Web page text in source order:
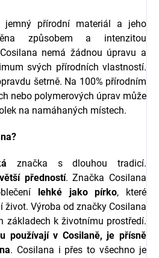
přírodní materiál a jeho
způsobem a intenzitou
nemá žádnou úpravu a
svých přírodních vlastností.
šetrně. Na 100% přírodním
nebo polymerových úprav může
na namáhaných místech.
značka s dlouhou tradicí.
předností. Značka Cosilana
lehké jako pírko, které
život. Výroba od značky Cosilana
základech k životnímu prostředí.
používají v Cosilaně, je přísně
. Cosilana i přes to všechno je